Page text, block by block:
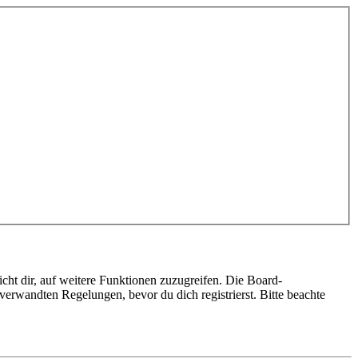
dir, auf weitere Funktionen zuzugreifen. Die Board-
Regelungen, bevor du dich registrierst. Bitte beachte